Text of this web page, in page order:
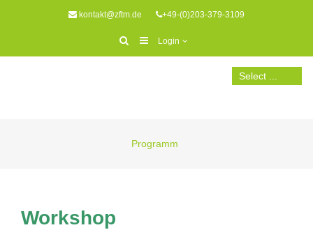
kontakt@zftm.de +49-(0)203-379-3109
Login
Programm
Workshop